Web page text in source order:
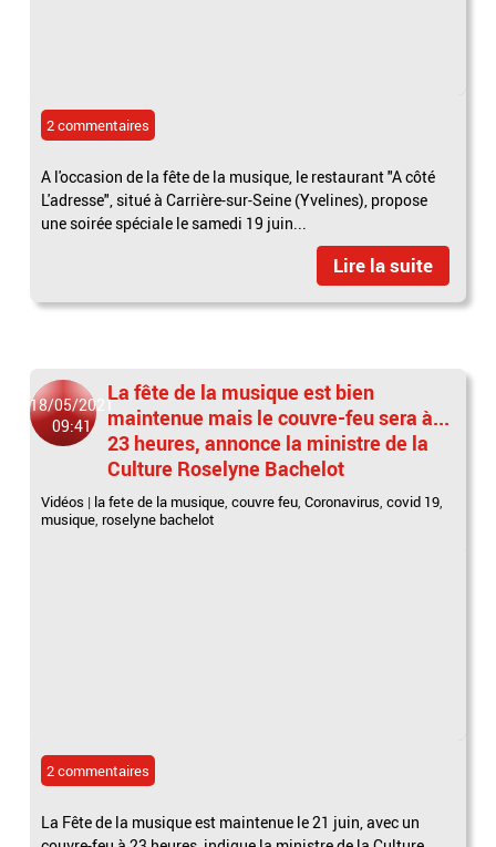
2 commentaires
A l'occasion de la fête de la musique, le restaurant "A côté
L'adresse", situé à Carrière-sur-Seine (Yvelines), propose
une soirée spéciale le samedi 19 juin...
Lire la suite
18/05/2021
09:41
La fête de la musique est bien
maintenue mais le couvre-feu sera à...
23 heures, annonce la ministre de la
Culture Roselyne Bachelot
Vidéos | la fete de la musique,couvre feu,Coronavirus,covid 19,
musique, roselyne bachelot
2 commentaires
La Fête de la musique est maintenue le 21 juin, avec un